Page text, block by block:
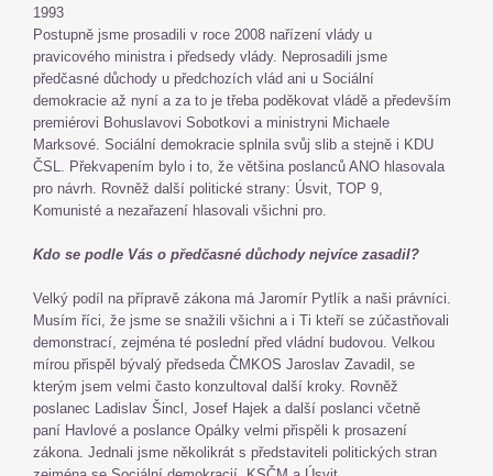
1993
Postupně jsme prosadili v roce 2008 nařízení vlády u
pravicového ministra i předsedy vlády. Neprosadili jsme
předčasné důchody u předchozích vlád ani u Sociální
demokracie až nyní a za to je třeba poděkovat vládě a především
premiérovi Bohuslavovi Sobotkovi a ministryni Michaele
Marksové. Sociální demokracie splnila svůj slib a stejně i KDU
ČSL. Překvapením bylo i to, že většina poslanců ANO hlasovala
pro návrh. Rovněž další politické strany: Úsvit, TOP 9,
Komunisté a nezařazení hlasovali všichni pro.
Kdo se podle Vás o předčasné důchody nejvíce zasadil?
Velký podíl na přípravě zákona má Jaromír Pytlík a naši právníci.
Musím říci, že jsme se snažili všichni a i Ti kteří se zúčastňovali
demonstrací, zejména té poslední před vládní budovou. Velkou
mírou přispěl bývalý předseda ČMKOS Jaroslav Zavadil, se
kterým jsem velmi často konzultoval další kroky. Rovněž
poslanec Ladislav Šincl, Josef Hajek a další poslanci včetně
paní Havlové a poslance Opálky velmi přispěli k prosazení
zákona. Jednali jsme několikrát s představiteli politických stran